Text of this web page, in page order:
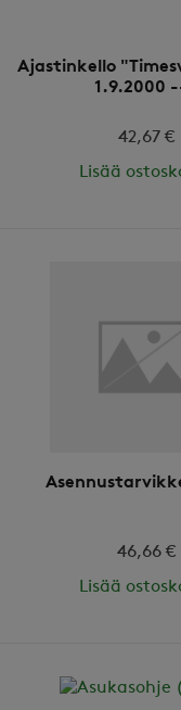
Ajastinkello
1.9.2000
42,67 €
Lisää
46,66 €
Lisää